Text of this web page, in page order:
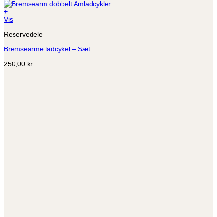
+
Dette
har
varianter.
kan
Vis
Reservedele
Bremsearme ladcykel – Sæt
250,00 kr.